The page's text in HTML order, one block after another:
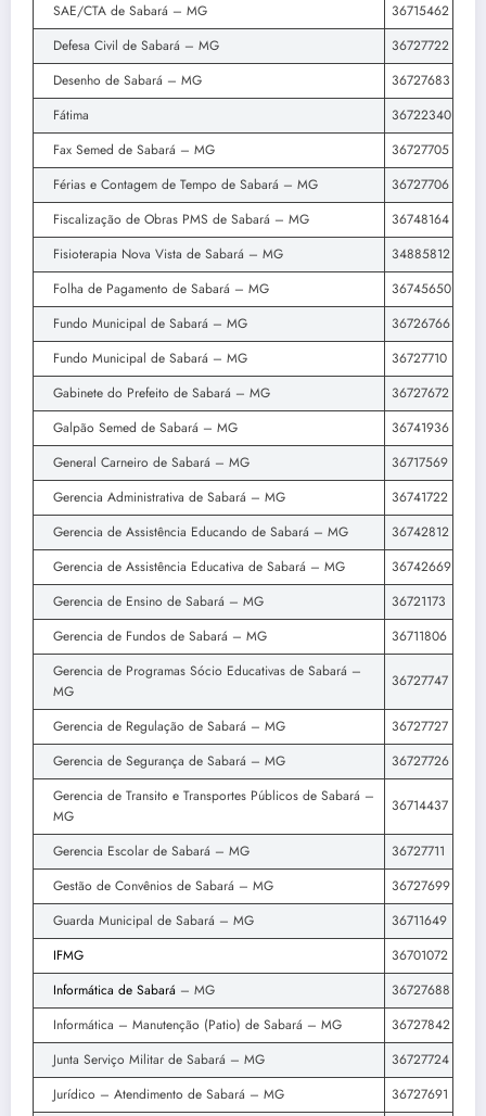
SAE/CTA de Sabará – MG
36715462
Defesa Civil de Sabará – MG
36727722
Desenho de Sabará – MG
36727683
Fátima
36722340
Fax Semed de Sabará – MG
36727705
Férias e Contagem de Tempo de Sabará – MG
36727706
Fiscalização de Obras PMS de Sabará – MG
36748164
Fisioterapia Nova Vista de Sabará – MG
34885812
Folha de Pagamento de Sabará – MG
36745650
Fundo Municipal de Sabará – MG
36726766
Fundo Municipal de Sabará – MG
36727710
Gabinete do Prefeito de Sabará – MG
36727672
Galpão Semed de Sabará – MG
36741936
General Carneiro de Sabará – MG
36717569
Gerencia Administrativa de Sabará – MG
36741722
Gerencia de Assistência Educando de Sabará – MG
36742812
Gerencia de Assistência Educativa de Sabará – MG
36742669
Gerencia de Ensino de Sabará – MG
36721173
Gerencia de Fundos de Sabará – MG
36711806
Gerencia de Programas Sócio Educativas de Sabará –
MG
36727747
Gerencia de Regulação de Sabará – MG
36727727
Gerencia de Segurança de Sabará – MG
36727726
Gerencia de Transito e Transportes Públicos de Sabará –
MG
36714437
Gerencia Escolar de Sabará – MG
36727711
Gestão de Convênios de Sabará – MG
36727699
Guarda Municipal de Sabará – MG
36711649
IFMG
36701072
Informática de Sabará – MG
36727688
Informática – Manutenção (Patio) de Sabará – MG
36727842
Junta Serviço Militar de Sabará – MG
36727724
Jurídico – Atendimento de Sabará – MG
36727691